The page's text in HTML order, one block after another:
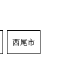
西尾市